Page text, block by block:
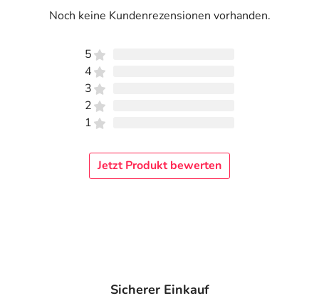
Noch keine Kundenrezensionen vorhanden.
5
4
3
2
1
Jetzt Produkt bewerten
Sicherer Einkauf